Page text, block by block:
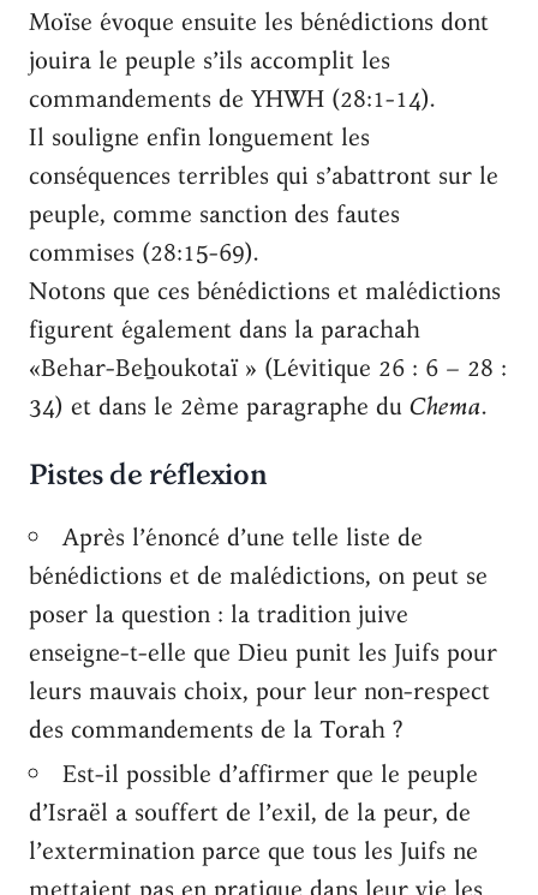
Moïse évoque ensuite les bénédictions dont
jouira le peuple s’ils accomplit les
commandements de YHWH (28:1-14).
Il souligne enfin longuement les
conséquences terribles qui s’abattront sur le
peuple, comme sanction des fautes
commises (28:15-69).
Notons que ces bénédictions et malédictions
figurent également dans la parachah
«Behar-Beẖoukotaï » (Lévitique 26 : 6 – 28 :
34) et dans le 2ème paragraphe du Chema.
Pistes de réflexion
Après l’énoncé d’une telle liste de
bénédictions et de malédictions, on peut se
poser la question : la tradition juive
enseigne-t-elle que Dieu punit les Juifs pour
leurs mauvais choix, pour leur non-respect
des commandements de la Torah ?
Est-il possible d’affirmer que le peuple
d’Israël a souffert de l’exil, de la peur, de
l’extermination parce que tous les Juifs ne
mettaient pas en pratique dans leur vie les